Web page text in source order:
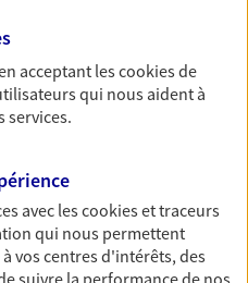
ou voyage autour
rythme et
chapitre de
expert. Découvrez
Retraite)
acceptant lescookiesde
qui nous aident à
services.
avec lescookies et traceurs
qui nous permettent
vos centres d'intérêts, des
suivre la performance de nos